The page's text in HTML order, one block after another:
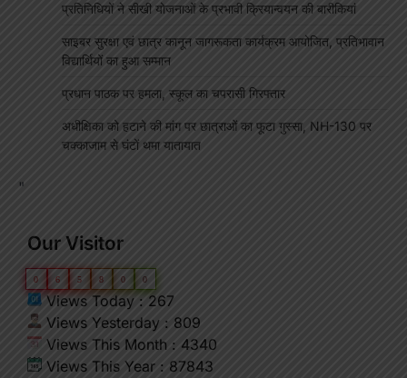
प्रतिनिधियों ने सीखी योजनाओं के प्रभावी क्रियान्वयन की बारीकियां
साइबर सुरक्षा एवं छात्र कानून जागरूकता कार्यक्रम आयोजित, प्रतिभावान
विद्यार्थियों का हुआ सम्मान
प्रधान पाठक पर हमला, स्कूल का चपरासी गिरफ्तार
अधीक्षिका को हटाने की मांग पर छात्राओं का फूटा गुस्सा, NH-130 पर
चक्काजाम से घंटों थमा यातायात
"
Our Visitor
0 6 5 8 0 0
Views Today : 267
Views Yesterday : 809
Views This Month : 4340
Views This Year : 87843